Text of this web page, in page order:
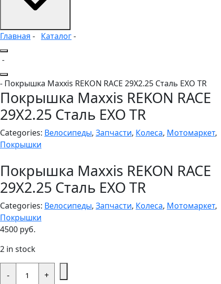
Главная - Каталог-
-
- Покрышка Maxxis REKON RACE 29X2.25 Сталь EXO TR
Покрышка Maxxis REKON RACE
29X2.25 Сталь EXO TR
Categories: Велосипеды, Запчасти, Колеса, Мотомаркет,
Покрышки
Покрышка Maxxis REKON RACE
29X2.25 Сталь EXO TR
Categories: Велосипеды, Запчасти, Колеса, Мотомаркет,
Покрышки
4500 руб.
2 in stock
-
Покрышка
Maxxis
+